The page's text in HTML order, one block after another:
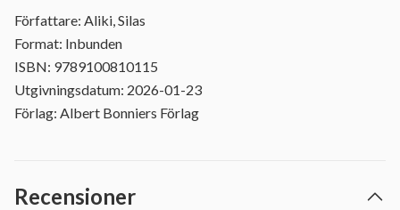
Författare: Aliki, Silas
Format: Inbunden
ISBN: 9789100810115
Utgivningsdatum: 2026-01-23
Förlag: Albert Bonniers Förlag
Recensioner